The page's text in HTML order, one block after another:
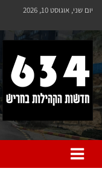
יום שני, אוגוסט 10, 2026
חריש 634
חדשות הקהילות בחריש